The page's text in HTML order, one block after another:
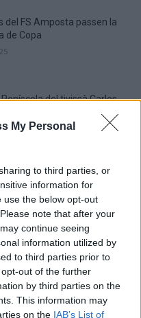
My Personal
to third parties, or
information for
use the below opt-out
note that after your
continue seeing
information utilized by
to third parties prior to
out of the further
by third parties on the
This information may
on the IAB’s List of
del FS Amposta passen la
de Copa
del tivissà Carles
una victòria de doble valor